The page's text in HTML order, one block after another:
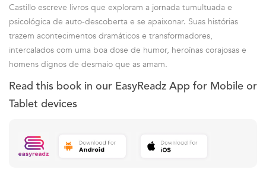
Castillo escreve livros que exploram a jornada tumultuada e
psicológica de auto-descoberta e se apaixonar. Suas histórias
trazem acontecimentos dramáticos e transformadores,
intercalados com uma boa dose de humor, heroínas corajosas e
homens dignos de desmaio que as amam.
Read this book in our EasyReadz App for Mobile or
Tablet devices